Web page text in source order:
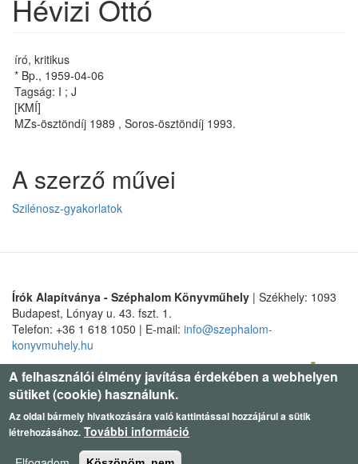
Hévizi Ottó
író, kritikus
* Bp., 1959-04-06
Tagság: I ; J
[KMÍ]
MZs-ösztöndíj 1989 , Soros-ösztöndíj 1993.
A szerző művei
Szilénosz-gyakorlatok
Írók Alapítványa - Széphalom Könyvműhely | Székhely: 1093
Budapest, Lónyay u. 43. fszt. 1.
Telefon: +36 1 618 1050 | E-mail: info@szephalom-
konyvmuhely.hu
A felhasználói élmény javítása érdekében a webhelyen
sütiket (cookie) használunk.
Az oldal bármely hivatkozására való kattintással hozzájárul a sütik
létrehozásához. További információ